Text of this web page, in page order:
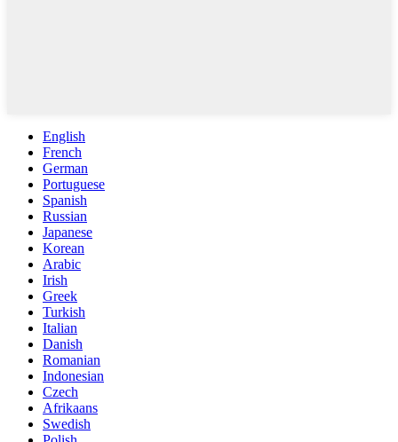
English
French
German
Portuguese
Spanish
Russian
Japanese
Korean
Arabic
Irish
Greek
Turkish
Italian
Danish
Romanian
Indonesian
Czech
Afrikaans
Swedish